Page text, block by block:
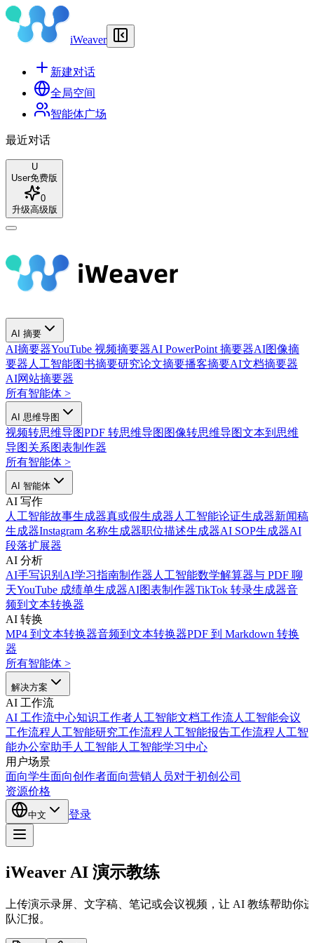
iWeaver
新建对话
全局空间
智能体广场
最近对话
U
User免费版
0
升级高级版
AI 摘要
AI摘要器YouTube 视频摘要器AI PowerPoint 摘要器AI图像摘
要器 人工智能图书摘要研究论文摘要播客摘要AI文档摘要器
AI网站摘要器
所有智能体 >
AI 思维导图
视频转思维导图PDF 转思维导图 图像转思维导图文本到思维
导图关系图表制作器
所有智能体 >
AI 智能体
AI 写作
人工智能故事生成器真或假生成器 人工智能论证生成器新闻稿
生成器Instagram 名称生成器职位描述生成器AI SOP生成器AI
段落扩展器
AI 分析
AI手写识别 AI学习指南制作器 人工智能数学解算器与 PDF 聊
天YouTube 成绩单生成器AI图表制作器TikTok 转录生成器音
频到文本转换器
AI 转换
MP4 到文本转换器音频到文本转换器PDF 到 Markdown 转换
器
所有智能体 >
解决方案
AI 工作流
AI 工作流中心知识工作者人工智能文档工作流人工智能会议
工作流程人工智能研究工作流程人工智能报告工作流程人工智
能办公室助手人工智能人工智能学习中心
用户场景
面向学生面向创作者面向营销人员对于初创公司
资源价格
中文 登录
iWeaver AI 演示教练
上传演示录屏、文字稿、笔记或会议视频，让 AI 教练帮助
队汇报。